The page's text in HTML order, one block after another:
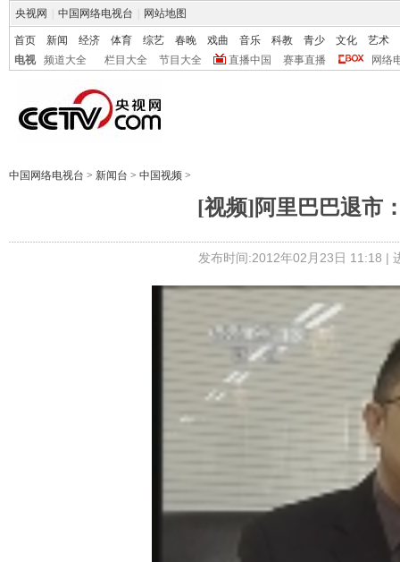
央视网 中国网络电视台 网站地图
首页 新闻 经济 体育 综艺 春晚 戏曲 音乐 科教 青少 文化
艺术
电视
频道大全 栏目大全 节目大全 直播中国 赛事直播 网络
中国网络电视台 > 新闻台 > 中国视频 >
[视频]阿里巴巴退市
发布时间:2012年02月23日 11:18 |